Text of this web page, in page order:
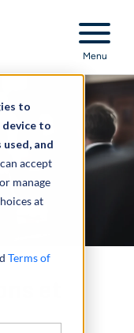
to
to
and
accept
manage
at
Terms of
Menu